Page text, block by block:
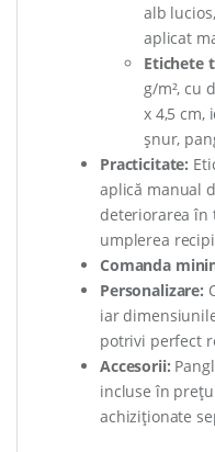
alb
aplicat
Etichete
g/m², cu
x 4,5 cm,
șnur,
Practicitate:
aplică manual
deteriorarea în
umplerea
Comanda
Personalizare:
iar
potrivi perfect
Accesorii:
incluse în
achiziționate